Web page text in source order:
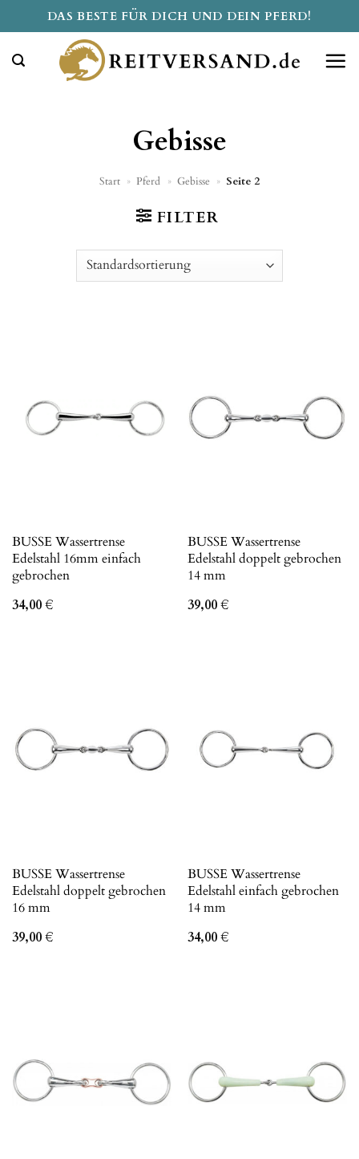
Inhalt
springen
DAS BESTE FÜR DICH UND DEIN PFERD!
Gebisse
Start » Pferd » Gebisse » Seite 2
FILTER
BUSSE Wassertrense
Edelstahl 16mm einfach
gebrochen
34,00€
BUSSE Wassertrense
Edelstahl doppelt gebrochen
14 mm
39,00€
BUSSE Wassertrense
Edelstahl doppelt gebrochen
16 mm
39,00€
BUSSE Wassertrense
Edelstahl einfach gebrochen
14 mm
34,00€